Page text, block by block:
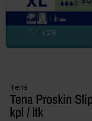
Tena
Tena Proskin
kpl / ltk